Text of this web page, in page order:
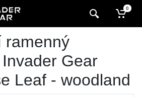
0
ramenný
Gear
Leaf - woodland